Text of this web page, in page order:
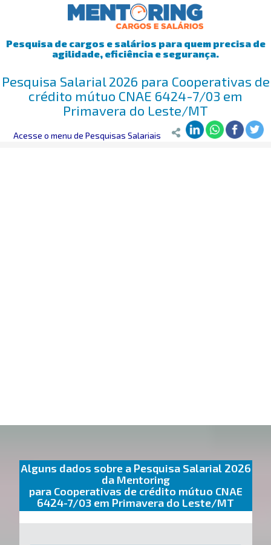
Pesquisa de cargos e salários para quem precisa de
agilidade, eficiência e segurança.
Pesquisa Salarial 2026 para Cooperativas de
crédito mútuo CNAE 6424-7/03 em
Primavera do Leste/MT
Mentoring>Pesquisa Salarial>Primavera do Leste/MT>
Acesse o menu de Pesquisas Salariais
Alguns dados sobre a Pesquisa Salarial 2026
da Mentoring
para Cooperativas de crédito mútuo CNAE
6424-7/03 em Primavera do Leste/MT